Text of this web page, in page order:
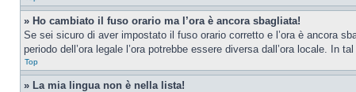
» Ho cambiato il fuso orario ma l’ora è ancora sbagliata!
Se sei sicuro di aver impostato il fuso orario corretto e l’ora è ancora
periodo dell’ora legale l’ora potrebbe essere diversa dall’ora locale. In
Top
» La mia lingua non è nella lista!